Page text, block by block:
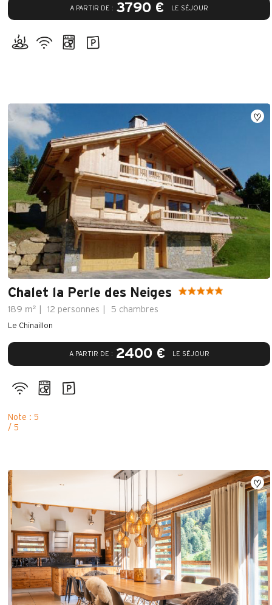
A PARTIR DE : 3790 € LE SÉJOUR
Chalet la Perle des Neiges
189 m² 12 personnes 5 chambres
A PARTIR DE : 2400 € LE SÉJOUR
Le Chinaillon
Note : 5
/ 5